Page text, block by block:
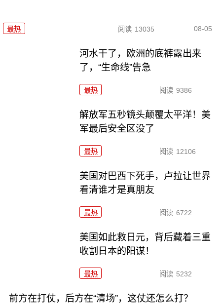
最热 阅读 13035 08-05
河水干了，欧洲的底裤露出来
了，“生命线”告急
最热 阅读 9386
解放军五秒镜头颠覆太平洋！美
军最后安全区没了
最热 阅读 12106
美国对巴西下死手，卢拉让世界
看清谁才是真朋友
最热 阅读 6722
美国如此救日元，背后藏着三重
收割日本的阳谋！
最热 阅读 5232
前方在打仗，后方在“清场”，这仗还怎么打？